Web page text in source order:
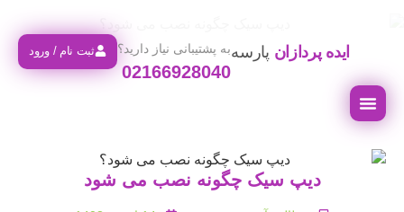
پردازانپارسه ثبت نام / ورود
02166928040
به پشتیبانی نیاز دارید؟
دیپ سیک چگونه نصب می شود